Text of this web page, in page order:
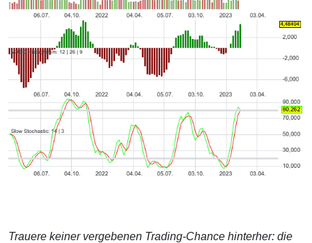
Trauere keiner vergebenen Trading-Chance hinterher: die